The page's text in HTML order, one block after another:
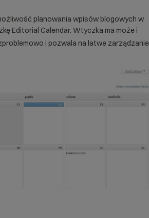
planowania wpisów blogowych w
Editorial Calendar. Wtyczka ma może i
i pozwala na łatwe zarządzanie